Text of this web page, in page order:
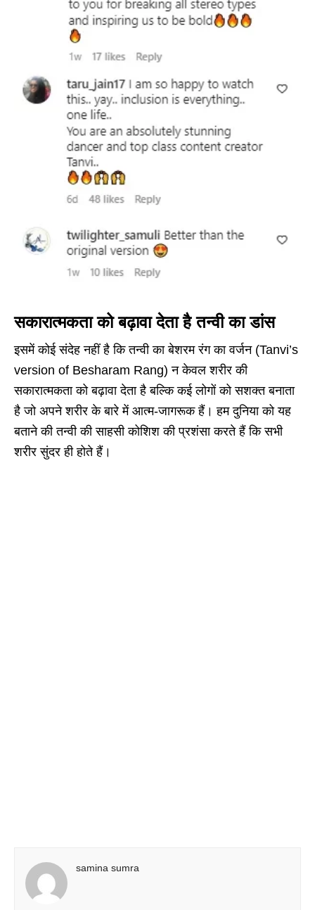
सकारात्मकता को बढ़ावा देता है तन्वी का डांस
इसमें कोई संदेह नहीं है कि तन्वी का बेशरम रंग का वर्जन (Tanvi’s
version of Besharam Rang) न केवल शरीर की
सकारात्मकता को बढ़ावा देता है बल्कि कई लोगों को सशक्त बनाता
है जो अपने शरीर के बारे में आत्म-जागरूक हैं। हम दुनिया को यह
बताने की तन्वी की साहसी कोशिश की प्रशंसा करते हैं कि सभी
शरीर सुंदर ही होते हैं।
samina sumra